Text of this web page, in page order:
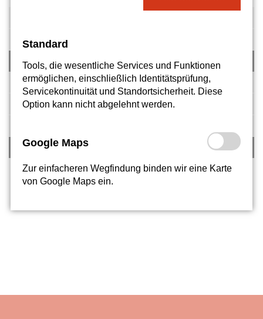
ANSPRECHPARTNER
KONZEPTE
GEBUNDENE GANZTAGSSCHULE
SCHULPROFIL: INKLUSION
UNESCO-PROJEKTSCHULE
Standard
Tools, die wesentliche Services und Funktionen
ermöglichen, einschließlich Identitätsprüfung,
Servicekontinuität und Standortsicherheit. Diese
Option kann nicht abgelehnt werden.
Google Maps
Zur einfacheren Wegfindung binden wir eine Karte
von Google Maps ein.